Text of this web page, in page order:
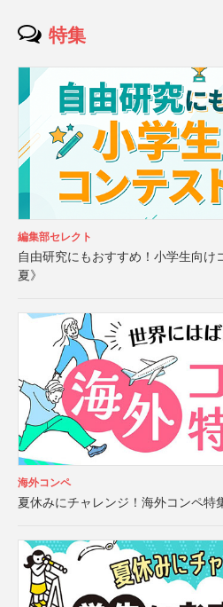
特集
編集部セレクト
自由研究にもおすすめ！小学生向け
夏》
海外コンペ
夏休みにチャレンジ！海外コンペ特